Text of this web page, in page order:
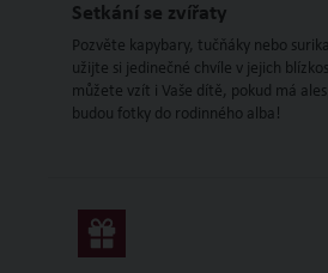
Setkání se zvířaty
Pozvěte kapybary, tučňáky nebo
užijte si jedinečné chvíle v jejich
můžete vzít i Vaše dítě, pokud má
budou fotky do rodinného alba!